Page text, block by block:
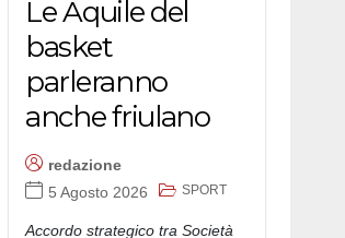
Le Aquile del
basket
parleranno
anche friulano
redazione
5 Agosto 2026
SPORT
Accordo strategico tra Società